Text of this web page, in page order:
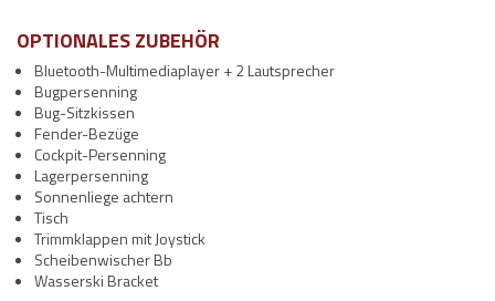
OPTIONALES ZUBEHÖR
Bluetooth-Multimediaplayer + 2 Lautsprecher
Bugpersenning
Bug-Sitzkissen
Fender-Bezüge
Cockpit-Persenning
Lagerpersenning
Sonnenliege achtern
Tisch
Trimmklappen mit Joystick
Scheibenwischer Bb
Wasserski Bracket